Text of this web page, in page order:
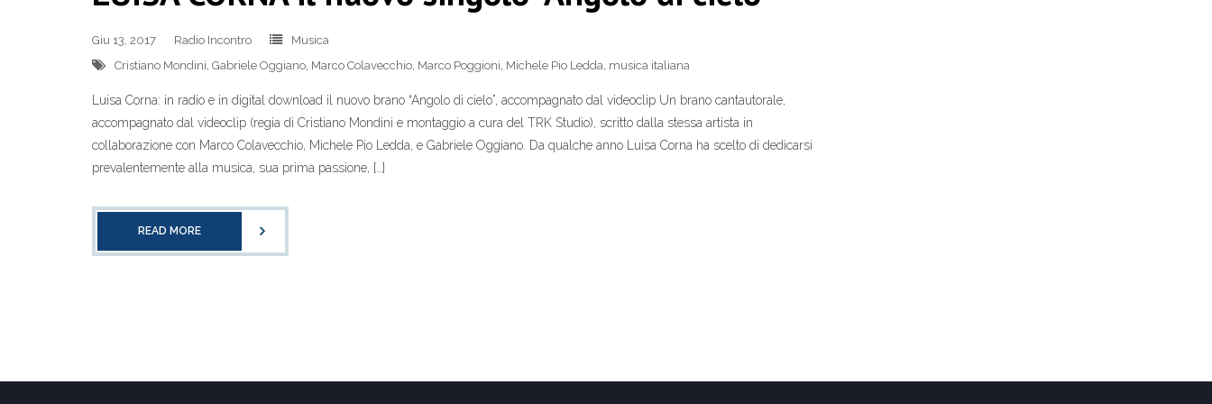
Giu 13, 2017 Radio Incontro
Musica
Cristiano Mondini, Gabriele Oggiano, Marco Colavecchio, Marco Poggioni, Michele Pio Ledda, musica italiana
Luisa Corna: in radio e in digital download il nuovo brano “Angolo di cielo”, accompagnato dal videoclip Un brano cantautorale,
accompagnato dal videoclip (regia di Cristiano Mondini e montaggio a cura del TRK Studio), scritto dalla stessa artista in
collaborazione con Marco Colavecchio, Michele Pio Ledda, e Gabriele Oggiano. Da qualche anno Luisa Corna ha scelto di dedicarsi
prevalentemente alla musica, sua prima passione, […]
READ MORE